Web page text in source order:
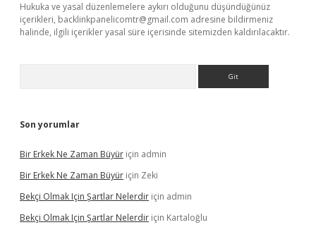
Hukuka ve yasal düzenlemelere aykırı olduğunu düşündüğünüz
içerikleri, backlinkpanelicomtr@gmail.com adresine bildirmeniz
halinde, ilgili içerikler yasal süre içerisinde sitemizden kaldırılacaktır.
Son yorumlar
Bir Erkek Ne Zaman Büyür için admin
Bir Erkek Ne Zaman Büyür için Zeki
Bekçi Olmak Için Şartlar Nelerdir için admin
Bekçi Olmak Için Şartlar Nelerdir için Kartaloğlu